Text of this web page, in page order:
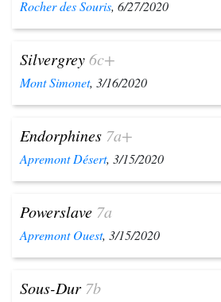
Rocher des Souris, 6/27/2020
Silvergrey6c+
Mont Simonet, 3/16/2020
Endorphines 7a+
Apremont Désert, 3/15/2020
Powerslave 7a
Apremont Ouest, 3/15/2020
Sous-Dur 7b